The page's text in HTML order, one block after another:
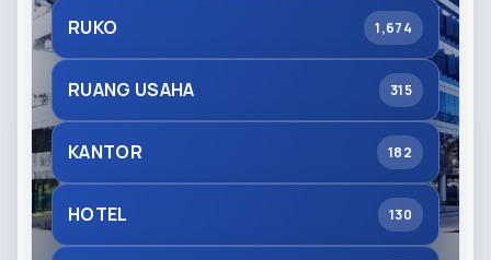
RUKO
1,674
RUANG USAHA 315
KANTOR 182
HOTEL 130